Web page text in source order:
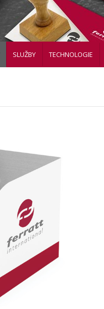
SLUŽBY TECHNOLOGIE